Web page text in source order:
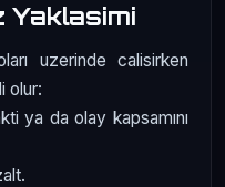
Yaklasimi
uzerinde calisirken
olur:
ya da olay kapsamını